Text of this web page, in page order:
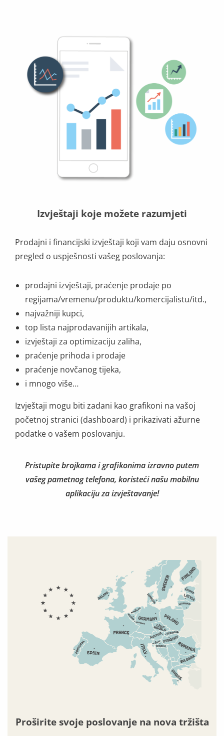
Izvještaji koje možete razumjeti
Prodajni i financijski izvještaji koji vam daju osnovni
pregled o uspješnosti vašeg poslovanja:
prodajni izvještaji, praćenje prodaje po
regijama/vremenu/produktu/komercijalistu/itd.,
najvažniji kupci,
top lista najprodavanijih artikala,
izvještaji za optimizaciju zaliha,
praćenje prihoda i prodaje
praćenje novčanog tijeka,
i mnogo više…
Izvještaji mogu biti zadani kao grafikoni na vašoj
početnoj stranici (dashboard) i prikazivati ažurne
podatke o vašem poslovanju.
Pristupite brojkama i grafikonima izravno putem
vašeg pametnog telefona, koristeći našu mobilnu
aplikaciju za izvještavanje!
Proširite svoje poslovanje na nova tržišta